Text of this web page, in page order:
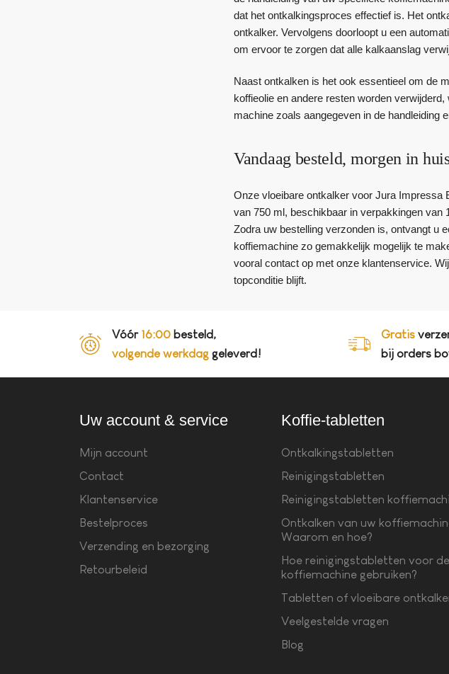
dat het ontkalkingsproces effectief is. Het
ontkalker. Vervolgens doorloopt u een
om ervoor te zorgen dat alle kalkaanslag
Naast ontkalken is het ook essentieel om de
koffieolie en andere resten worden
machine zoals aangegeven in de handleiding
Vandaag besteld, morgen in
Onze vloeibare ontkalker voor Jura Impressa
van 750 ml, beschikbaar in verpakkingen van
Zodra uw bestelling verzonden is, ontvangt u
koffiemachine zo gemakkelijk mogelijk te
vooral contact op met onze klantenservice.
topconditie blijft.
Vóór 16:00 besteld,
volgende werkdag geleverd!
Gratis
bij orders
Uw account & service
Mijn account
Contact
Klantenservice
Bestelproces
Verzending en bezorging
Retourbeleid
Koffie-tabletten
Ontkalkingstabletten
Reinigingstabletten
Reinigingstabletten
Ontkalken van uw
Waarom en hoe?
Hoe reinigingstabletten voor de
koffiemachine gebruiken?
Tabletten of vloeibare
Veelgestelde vragen
Blog